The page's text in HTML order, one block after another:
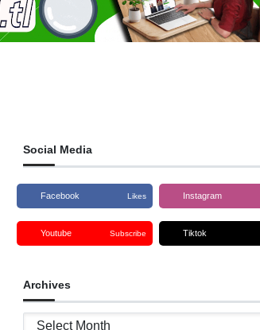
Social Media
Facebook Likes Instagram
Youtube Subscribe Tiktok
Archives
Archives